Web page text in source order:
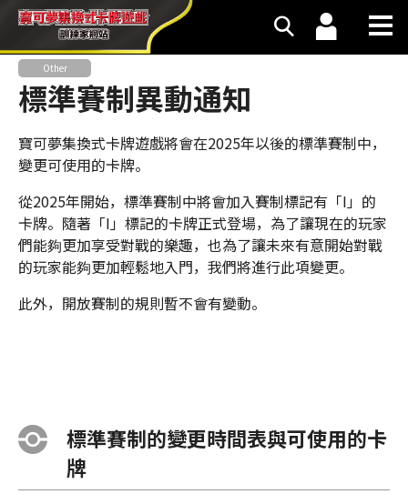
Other
標準賽制異動通知
寶可夢集換式卡牌遊戲將會在2025年以後的標準賽制中，
變更可使用的卡牌。
從2025年開始，標準賽制中將會加入賽制標記有「I」的
卡牌。隨著「I」標記的卡牌正式登場，為了讓現在的玩家
們能夠更加享受對戰的樂趣，也為了讓未來有意開始對戰
的玩家能夠更加輕鬆地入門，我們將進行此項變更。
此外，開放賽制的規則暫不會有變動。
標準賽制的變更時間表與可使用的卡
牌